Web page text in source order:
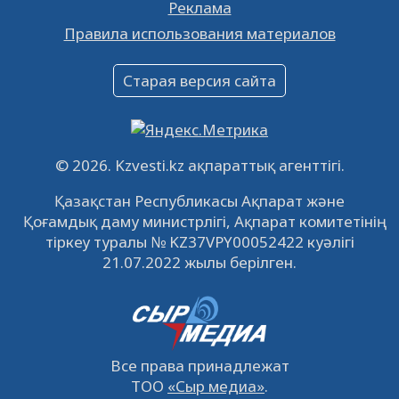
16.12.2022 61041
Объявление
09.12.2022
Свободные рабочие места
встречу с инвесторами в Кызылорде 22
ноября
21.11.2022 14942 0
© 2026. Kzvesti.kz ақпараттық агенттігі.
Қазақстан Республикасы Ақпарат және
Қоғамдық даму министрлігі, Ақпарат комитетінің
тіркеу туралы № KZ37VPY00052422 куәлігі
21.07.2022 жылы берілген.
Все права принадлежат
ТОО «Сыр медиа».
Реклама
Правила использования материалов
Старая версия сайта